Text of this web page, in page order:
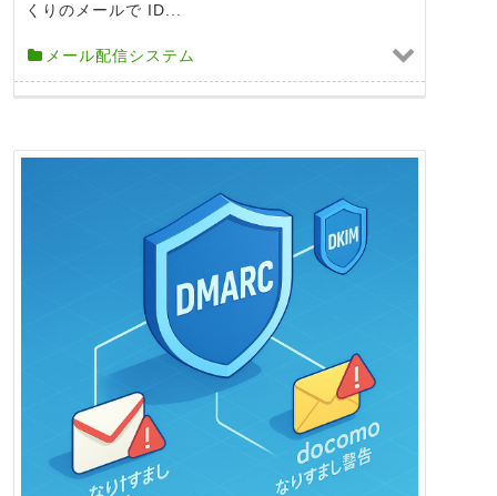
くりのメールで ID...
メール配信システム